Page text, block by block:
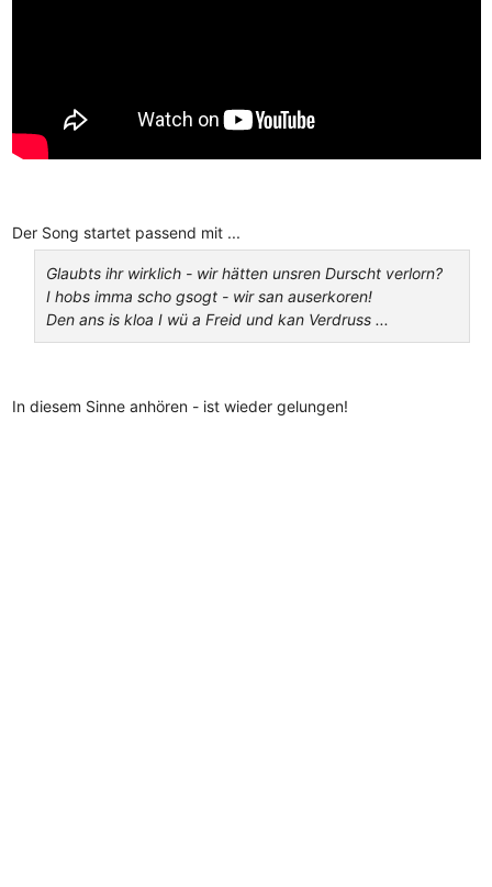
Der Song startet passend mit ...
Glaubts ihr wirklich - wir hätten unsren Durscht verlorn?
I hobs imma scho gsogt - wir san auserkoren!
Den ans is kloa I wü a Freid und kan Verdruss ...
In diesem Sinne anhören - ist wieder gelungen!